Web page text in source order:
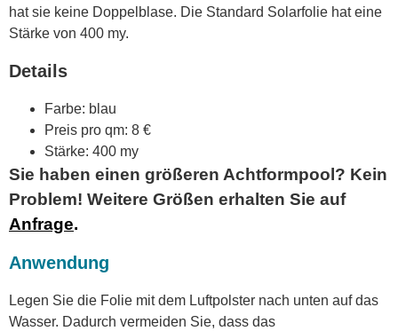
hat sie keine Doppelblase. Die Standard Solarfolie hat eine
Stärke von 400 my.
Details
Farbe: blau
Preis pro qm: 8 €
Stärke: 400 my
Sie haben einen größeren Achtformpool? Kein
Problem! Weitere Größen erhalten Sie auf
Anfrage.
Anwendung
Legen Sie die Folie mit dem Luftpolster nach unten auf das
Wasser. Dadurch vermeiden Sie, dass das